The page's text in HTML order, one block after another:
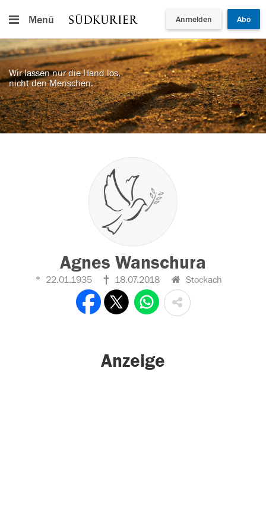
Menü Anmelden Abo
Wir lassen nur die Hand los,
nicht den Menschen.
Agnes Wanschura
22.01.1935 18.07.2018 Stockach
Anzeige